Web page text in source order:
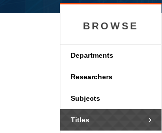
BROWSE
Departments
Researchers
Subjects
Titles